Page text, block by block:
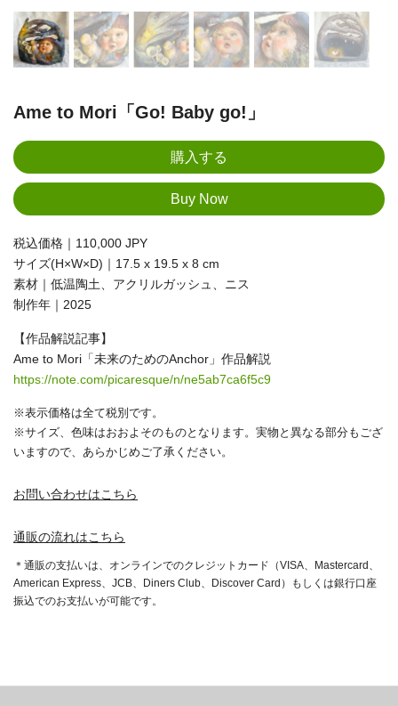
Ame to Mori「Go! Baby go!」
税込価格｜110,000 JPY
サイズ(H×W×D)｜17.5 x 19.5 x 8 cm
素材｜低温陶土、アクリルガッシュ、ニス
制作年｜2025
【作品解説記事】
Ame to Mori「未来のためのAnchor」作品解説
https://note.com/picaresque/n/ne5ab7ca6f5c9
※表示価格は全て税別です。
※サイズ、色味はおおよそのものとなります。実物と異なる部分もござ
いますので、あらかじめご了承ください。
お問い合わせはこちら
通販の流れはこちら
＊通販の支払いは、オンラインでのクレジットカード（VISA、Mastercard、
American Express、JCB、Diners Club、Discover Card）もしくは銀行口座
振込でのお支払いが可能です。